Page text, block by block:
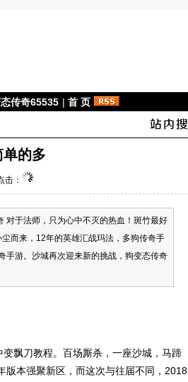
传奇65535 | 首 页
的多
击：
对于法师，只为心中不灭的热血！斑竹最好
而来，12年的英雄汇战玛法，多狗传奇手
手游。沙城再次迎来新的挑战，狗变态传奇
飘刀教程。百场厮杀，一座沙城，马蹄
版本强聚新区，而这次与往届不同，2018